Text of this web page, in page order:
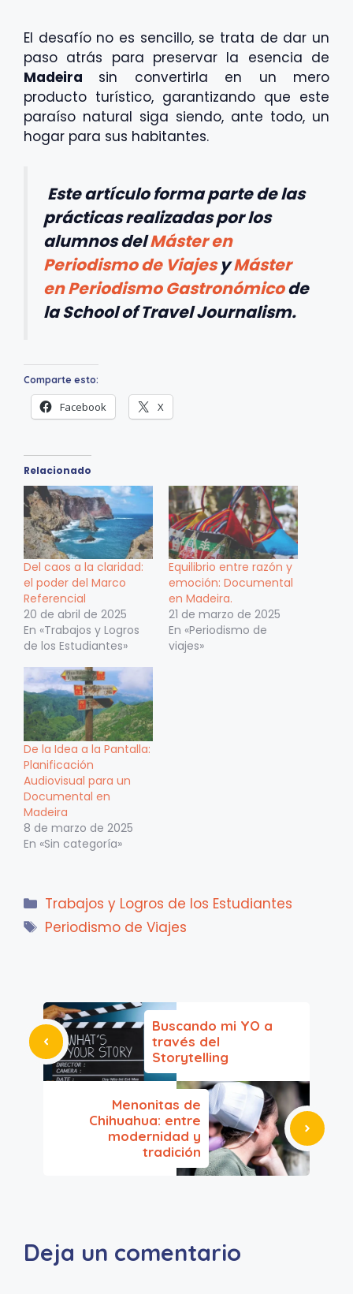
El desafío no es sencillo, se trata de dar un
paso atrás para preservar la esencia de
Madeira sin convertirla en un mero
producto turístico, garantizando que este
paraíso natural siga siendo, ante todo, un
hogar para sus habitantes.
Este artículo forma parte de las
prácticas realizadas por los
alumnos delMáster en
Periodismo de ViajesyMáster
en Periodismo Gastronómicode
la School of Travel Journalism.
Comparte esto:
Facebook X
Relacionado
Del caos a la claridad:
el poder del Marco
Referencial
20 de abril de 2025
En «Trabajos y Logros
de los Estudiantes»
Equilibrio entre razón y
emoción: Documental
en Madeira.
21 de marzo de 2025
En «Periodismo de
viajes»
De la Idea a la Pantalla:
Planificación
Audiovisual para un
Documental en
Madeira
8 de marzo de 2025
En «Sin categoría»
Categorías
Trabajos y Logros de los Estudiantes
Etiquetas
Periodismo de Viajes
Buscando mi YO a
través del
Storytelling
Menonitas de
Chihuahua: entre
modernidad y
tradición
Deja un comentario